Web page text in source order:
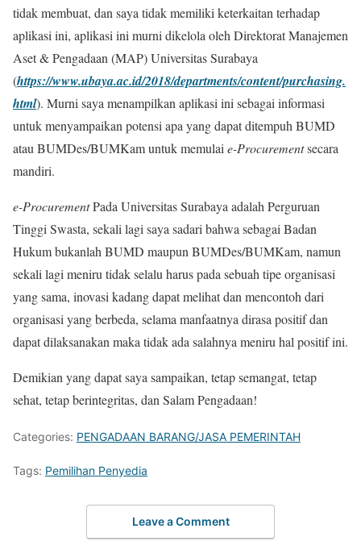
tidak membuat, dan saya tidak memiliki keterkaitan terhadap
aplikasi ini, aplikasi ini murni dikelola oleh Direktorat Manajemen
Aset & Pengadaan (MAP) Universitas Surabaya
(https://www.ubaya.ac.id/2018/departments/content/purchasing.
html). Murni saya menampilkan aplikasi ini sebagai informasi
untuk menyampaikan potensi apa yang dapat ditempuh BUMD
atau BUMDes/BUMKam untuk memulaie-Procurementsecara
mandiri.
e-ProcurementPada Universitas Surabaya adalah Perguruan
Tinggi Swasta, sekali lagi saya sadari bahwa sebagai Badan
Hukum bukanlah BUMD maupun BUMDes/BUMKam, namun
sekali lagi meniru tidak selalu harus pada sebuah tipe organisasi
yang sama, inovasi kadang dapat melihat dan mencontoh dari
organisasi yang berbeda, selama manfaatnya dirasa positif dan
dapat dilaksanakan maka tidak ada salahnya meniru hal positif ini.
Demikian yang dapat saya sampaikan, tetap semangat, tetap
sehat, tetap berintegritas, dan Salam Pengadaan!
Categories: PENGADAAN BARANG/JASA PEMERINTAH
Tags: Pemilihan Penyedia
Leave a Comment